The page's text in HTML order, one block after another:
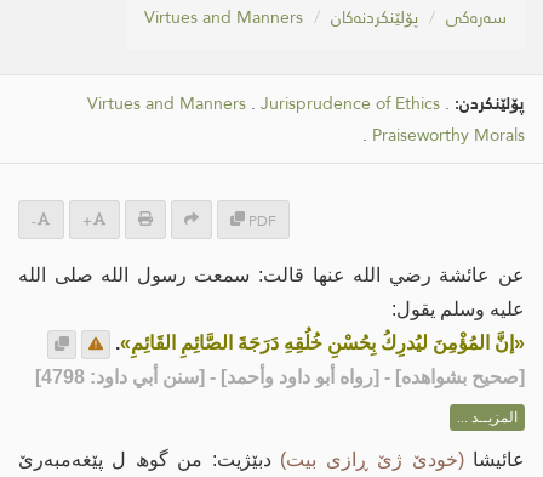
سه‌ره‌كی پۆلێنکردنەکان Virtues and Manners
پۆلێنکردن: Virtues and Manners . Jurisprudence of Ethics .
Praiseworthy Morals
.
PDF
+
-
عن عائشة رضي الله عنها قالت: سمعت رسول الله صلى الله
عليه وسلم يقول:
«إنَّ المُؤْمِنَ ليُدرِكُ بِحُسْنِ خُلُقِهِ دَرَجَةَ الصَّائِمِ القَائِمِ».
[صحيح بشواهده] - [رواه أبو داود وأحمد] - [سنن أبي داود: 4798]
المزيــد ...
عائیشا(خودێ ژێ ڕازی بیت) دبێژیت: من گوھ ل پێغه‌مبه‌رێ